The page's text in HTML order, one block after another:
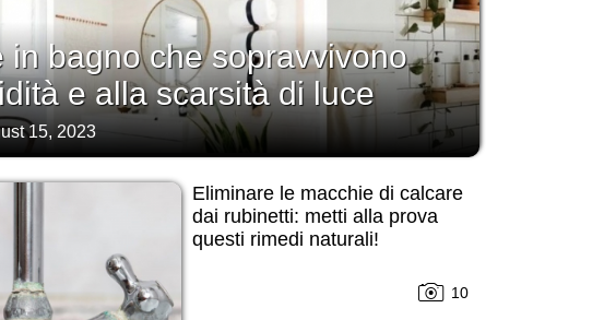
in bagno che sopravvivono
e alla scarsità di luce
15, 2023
Eliminare le macchie di calcare
dai rubinetti: metti alla prova
questi rimedi naturali!
10